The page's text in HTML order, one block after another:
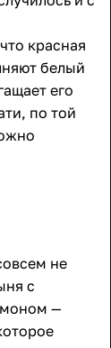
красная
белый
его
по той
не
с
—